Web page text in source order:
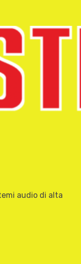
audio di alta